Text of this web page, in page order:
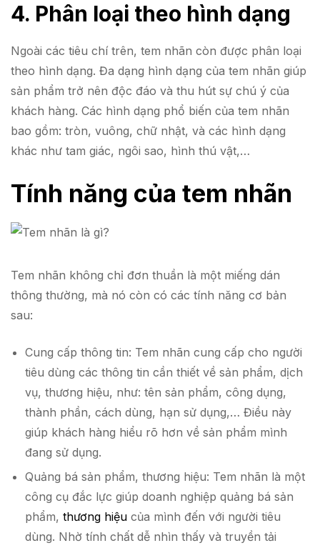
4. Phân loại theo hình dạng
Ngoài các tiêu chí trên, tem nhãn còn được phân loại
theo hình dạng. Đa dạng hình dạng của tem nhãn giúp
sản phẩm trở nên độc đáo và thu hút sự chú ý của
khách hàng. Các hình dạng phổ biến của tem nhãn
bao gồm: tròn, vuông, chữ nhật, và các hình dạng
khác như tam giác, ngôi sao, hình thú vật,…
Tính năng của tem nhãn
Tem nhãn không chỉ đơn thuần là một miếng dán
thông thường, mà nó còn có các tính năng cơ bản
sau:
Cung cấp thông tin: Tem nhãn cung cấp cho người
tiêu dùng các thông tin cần thiết về sản phẩm, dịch
vụ, thương hiệu, như: tên sản phẩm, công dụng,
thành phần, cách dùng, hạn sử dụng,… Điều này
giúp khách hàng hiểu rõ hơn về sản phẩm mình
đang sử dụng.
Quảng bá sản phẩm, thương hiệu: Tem nhãn là một
công cụ đắc lực giúp doanh nghiệp quảng bá sản
phẩm, thương hiệu của mình đến với người tiêu
dùng. Nhờ tính chất dễ nhìn thấy và truyền tải